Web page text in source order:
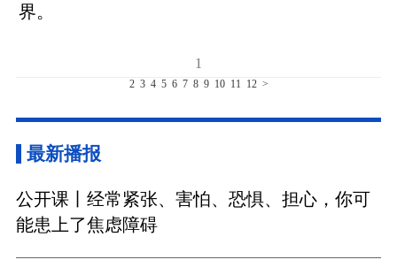
界。
1
2 3 4 5 6 7 8 9 10 11 12 >
最新播报
公开课丨经常紧张、害怕、恐惧、担心，你可
能患上了焦虑障碍